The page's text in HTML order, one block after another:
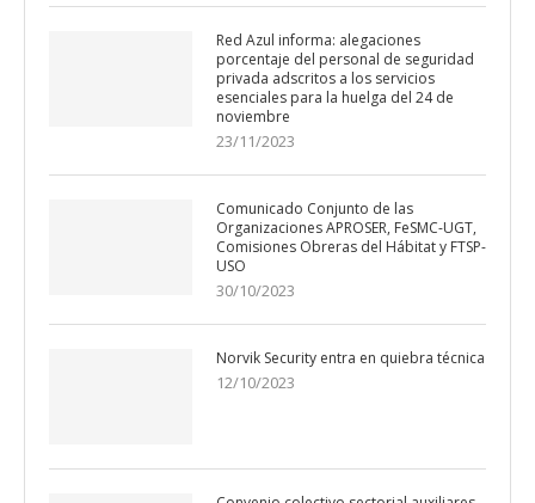
Red Azul informa: alegaciones
porcentaje del personal de seguridad
privada adscritos a los servicios
esenciales para la huelga del 24 de
noviembre
23/11/2023
Comunicado Conjunto de las
Organizaciones APROSER, FeSMC-UGT,
Comisiones Obreras del Hábitat y FTSP-
USO
30/10/2023
Norvik Security entra en quiebra técnica
12/10/2023